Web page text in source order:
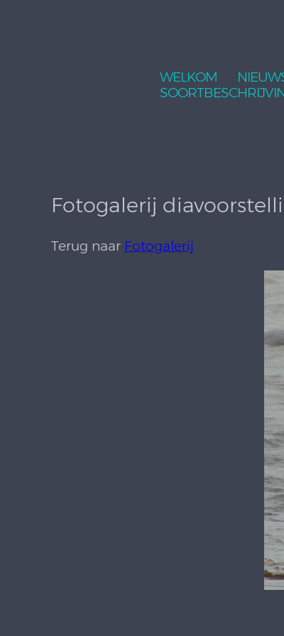
WELKOM
Fotogalerij
Terug naar Fotogalerij